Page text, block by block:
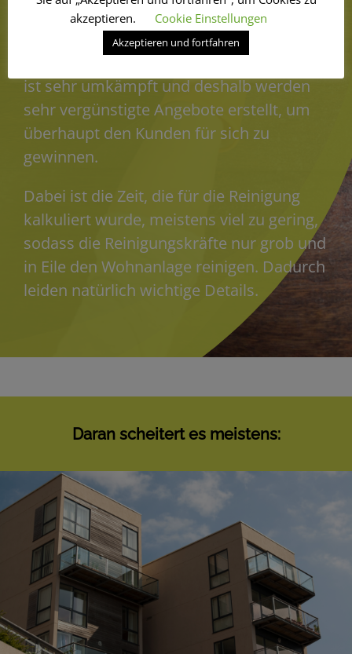
Einer der Gründe ist der Folgende:
ist sehr umkämpft und deshalb werden
sehr vergünstigte Angebote erstellt, um
überhaupt den Kunden für sich zu
gewinnen.
Dabei ist die Zeit, die für die Reinigung
kalkuliert wurde, meistens viel zu gering,
sodass die Reinigungskräfte nur grob und
in Eile den Wohnanlage reinigen. Dadurch
leiden natürlich wichtige Details.
Daran scheitert es meistens:
akzeptieren.
Cookie Einstellungen
Akzeptieren und fortfahren